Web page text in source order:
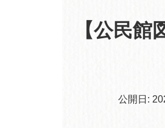
【公民
公開日: